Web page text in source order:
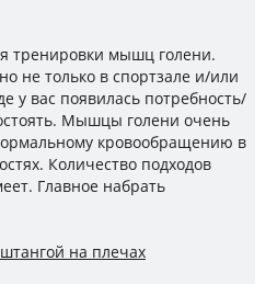
тренировки мышц голени.
не только в спортзале и/или
у вас появилась потребность/
Мышцы голени очень
кровообращению в
Количество подходов
Главное набрать
на плечах